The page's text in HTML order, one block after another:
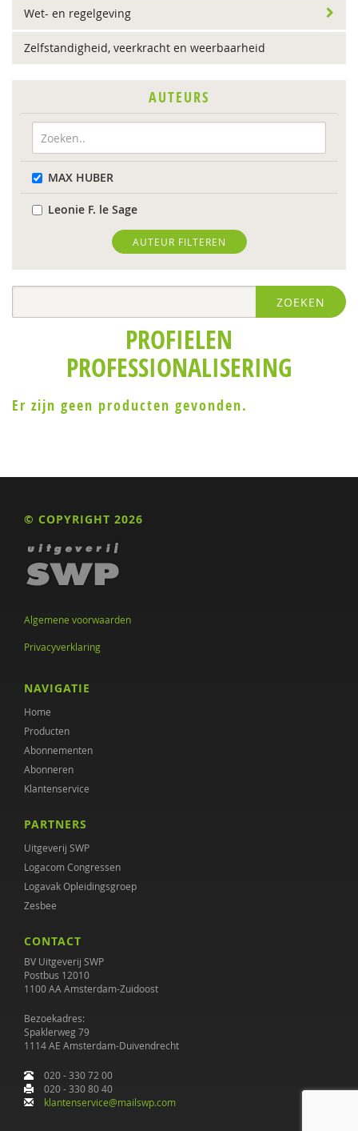
Wet- en regelgeving
Zelfstandigheid, veerkracht en weerbaarheid
AUTEURS
MAX HUBER
Leonie F. le Sage
AUTEUR FILTEREN
ZOEKEN
PROFIELEN
PROFESSIONALISERING
Er zijn geen producten gevonden.
© COPYRIGHT 2026
Algemene voorwaarden
Privacyverklaring
NAVIGATIE
Home
Producten
Abonnementen
Abonneren
Klantenservice
PARTNERS
Uitgeverij SWP
Logacom Congressen
Logavak Opleidingsgroep
Zesbee
CONTACT
BV Uitgeverij SWP
Postbus 12010
1100 AA Amsterdam-Zuidoost
Bezoekadres:
Spaklerweg 79
1114 AE Amsterdam-Duivendrecht
020 - 330 72 00
020 - 330 80 40
klantenservice@mailswp.com